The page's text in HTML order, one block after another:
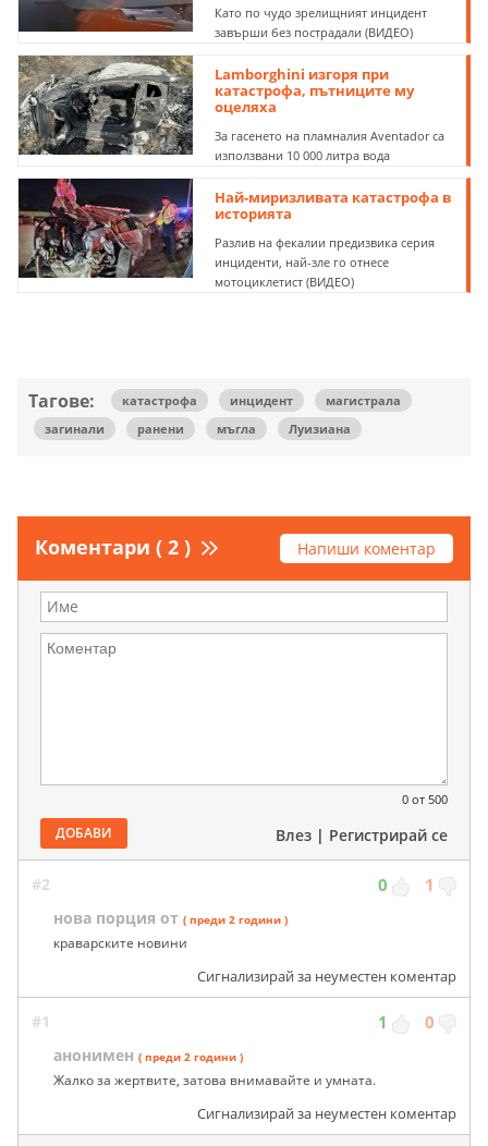
Като по чудо зрелищният инцидент
завърши без пострадали (ВИДЕО)
Lamborghini изгоря при
катастрофа, пътниците му
оцеляха
За гасенето на пламналия Aventador са
използвани 10 000 литра вода
Най-миризливата катастрофа в
историята
Разлив на фекалии предизвика серия
инциденти, най-зле го отнесе
мотоциклетист (ВИДЕО)
Тагове: катастрофа инцидент
магистрала
загинали
ранени мъгла Луизиана
Коментари ( 2 ) Напиши коментар
0 от 500
ДОБАВИ Влез | Регистрирай се
#2 0 1
нова порция от ( преди 2 години )
краварските новини
Сигнализирай за неуместен коментар
#1 1 0
анонимен ( преди 2 години )
Жалко за жертвите, затова внимавайте и умната.
Сигнализирай за неуместен коментар